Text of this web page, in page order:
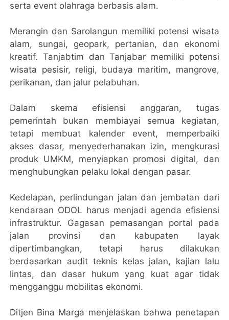
serta event olahraga berbasis alam.
Merangin dan Sarolangun memiliki potensi wisata
alam, sungai, geopark, pertanian, dan ekonomi
kreatif. Tanjabtim dan Tanjabar memiliki potensi
wisata pesisir, religi, budaya maritim, mangrove,
perikanan, dan jalur pelabuhan.
Dalam skema efisiensi anggaran, tugas
pemerintah bukan membiayai semua kegiatan,
tetapi membuat kalender event, memperbaiki
akses dasar, menyederhanakan izin, mengkurasi
produk UMKM, menyiapkan promosi digital, dan
menghubungkan pelaku lokal dengan pasar.
Kedelapan, perlindungan jalan dan jembatan dari
kendaraan ODOL harus menjadi agenda efisiensi
infrastruktur. Gagasan pemasangan portal pada
jalan provinsi dan kabupaten layak
dipertimbangkan, tetapi harus dilakukan
berdasarkan audit teknis kelas jalan, kajian lalu
lintas, dan dasar hukum yang kuat agar tidak
mengganggu mobilitas ekonomi.
Ditjen Bina Marga menjelaskan bahwa penetapan